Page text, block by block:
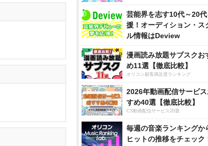
芸能界を志す10代～20
援！オーディション・ス
ル情報はDeview
漫画読み放題サブスクお
め11選【徹底比較】
オリコン顧客満足度ランキング
2026年動画配信サービ
すめ40選【徹底比較】
CS動画配信サービス20選
毎週の音楽ランキングか
ヒットの推移をチェック